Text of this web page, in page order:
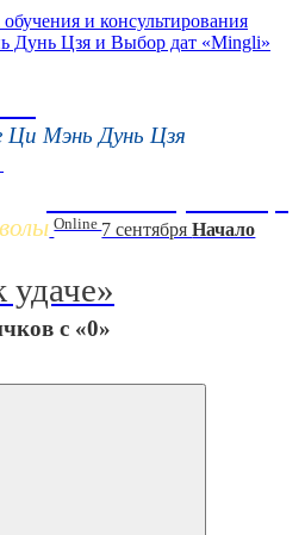
и консультирования
Цзя и Выбор дат «Mingli»
Ци Мэнь Дунь Цзя
Online 7 сентябряНачало
удаче»
с «0»